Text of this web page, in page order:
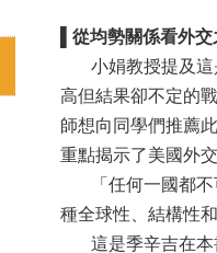
從均勢關係看外
小娟教授提及這
高但結果卻不定的
師想向同學們推薦
重點揭示了美國外
「任何一國都不
種全球性、結構性
這是季辛吉在本